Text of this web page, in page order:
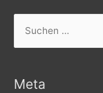
nach:
Meta